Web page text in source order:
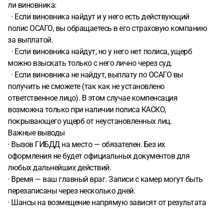
ли виновника:
· Если виновника найдут и у него есть действующий
полис ОСАГО, вы обращаетесь в его страховую компанию
за выплатой.
· Если виновника найдут, но у него нет полиса, ущерб
можно взыскать только с него лично через суд.
· Если виновника не найдут, выплату по ОСАГО вы
получить не сможете (так как не установлено
ответственное лицо). В этом случае компенсация
возможна только при наличии полиса КАСКО,
покрывающего ущерб от неустановленных лиц.
Важные выводы
· Вызов ГИБДД на место — обязателен. Без их
оформления не будет официальных документов для
любых дальнейших действий.
· Время — ваш главный враг. Записи с камер могут быть
перезаписаны через несколько дней.
· Шансы на возмещение напрямую зависят от результата